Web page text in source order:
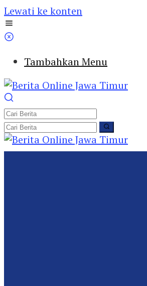
Lewati ke konten
Tambahkan Menu